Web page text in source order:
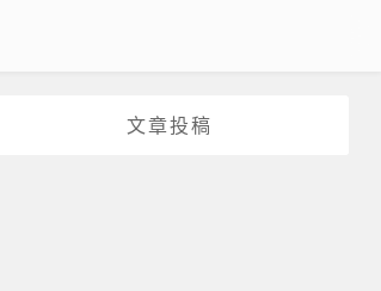
文章投稿